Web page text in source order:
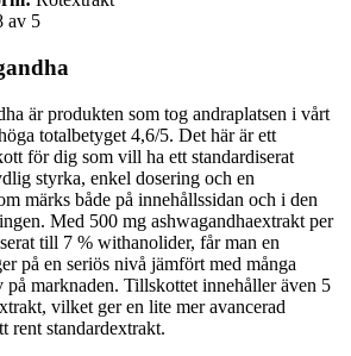
av 5
är produkten som tog andraplatsen i vårt
totalbetyget 4,6/5. Det här är ett
för dig som vill ha ett standardiserat
styrka, enkel dosering och en
märks både på innehållssidan och i den
Med 500 mg ashwagandhaextrakt per
till 7 % withanolider, får man en
på en seriös nivå jämfört med många
på marknaden. Tillskottet innehåller även 5
vilket ger en lite mer avancerad
rent standardextrakt.